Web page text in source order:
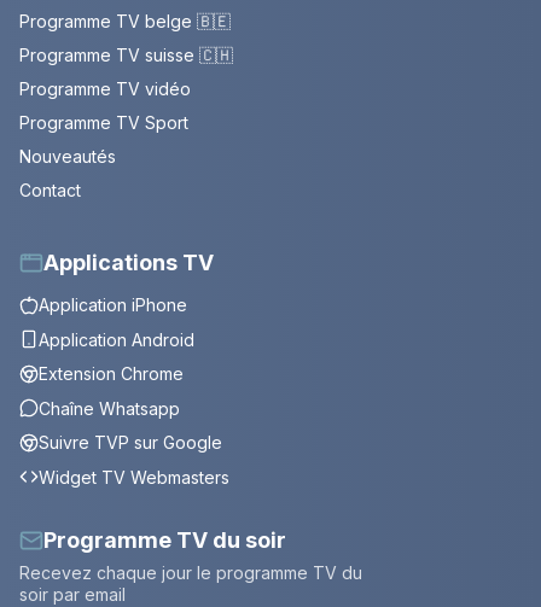
Programme TV belge 🇧🇪
Programme TV suisse 🇨🇭
Programme TV vidéo
Programme TV Sport
Nouveautés
Contact
Applications TV
Application iPhone
Application Android
Extension Chrome
Chaîne Whatsapp
Suivre TVP sur Google
Widget TV Webmasters
Programme TV du soir
Recevez chaque jour le programme TV du
soir par email